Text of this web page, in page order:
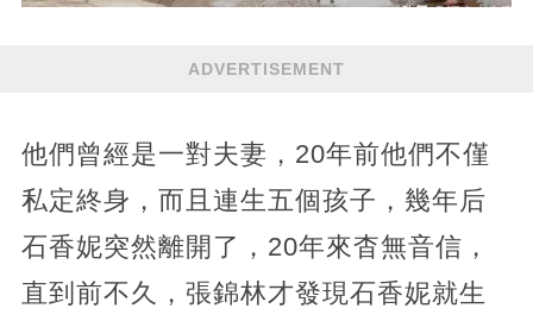
ADVERTISEMENT
他們曾經是一對夫妻，20年前他們不僅
私定終身，而且連生五個孩子，幾年后
石香妮突然離開了，20年來杳無音信，
直到前不久，張錦林才發現石香妮就生